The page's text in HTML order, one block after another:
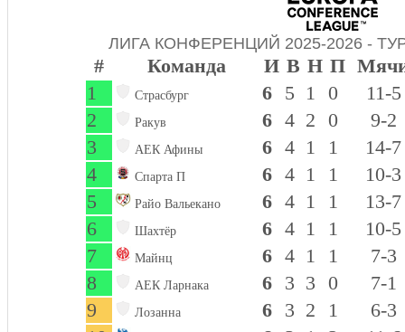
ЛИГА КОНФЕРЕНЦИЙ 2025-2026 -
# Команда И В Н П
1
Страсбург 6 5 1 0
11-5
2
Ракув 6 4 2 0
9-2
3
АЕК Афины 6 4 1 1
14-7
4
Спарта П 6 4 1 1
10-3
5
Райо Вальекано 6 4 1 1
13-7
6
Шахтёр 6 4 1 1
10-5
7
Майнц 6 4 1 1
7-3
8
АЕК Ларнака 6 3 3 0
7-1
9
Лозанна 6 3 2 1
6-3